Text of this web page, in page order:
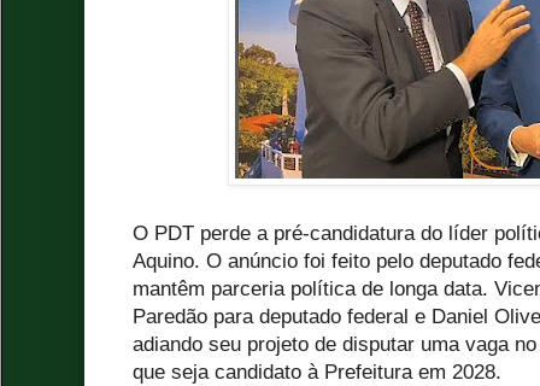
O PDT perde a pré-candidatura do líder
Aquino. O anúncio foi feito pelo deputado
mantêm parceria política de longa data.
Paredão para deputado federal e Daniel
adiando seu projeto de disputar uma vaga
que seja candidato à Prefeitura em 2028.